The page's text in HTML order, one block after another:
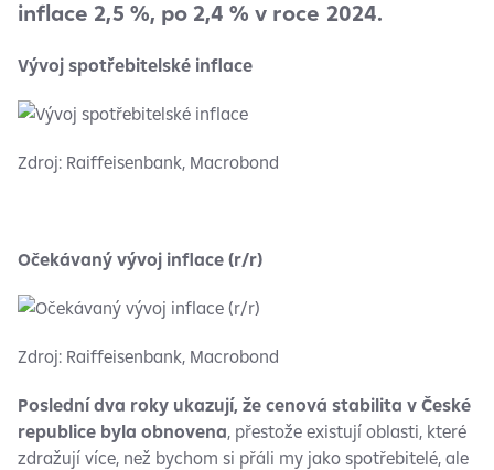
inflace 2,5 %, po 2,4 % v roce 2024.
Vývoj spotřebitelské inflace
Zdroj: Raiffeisenbank, Macrobond
Očekávaný vývoj inflace (r/r)
Zdroj: Raiffeisenbank, Macrobond
Poslední dva roky ukazují, že cenová stabilita v České
republice byla obnovena, přestože existují oblasti, které
zdražují více, než bychom si přáli my jako spotřebitelé, ale